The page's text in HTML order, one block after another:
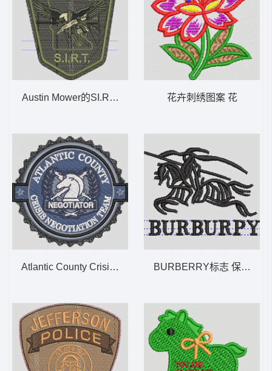
Austin Mower的SI.R.T.徽章 0303 AUSTINMOW
Atlantic County Crisis Negotiation Team
花卉刺绣图案 花
BURBERRY标志 保罗 polo